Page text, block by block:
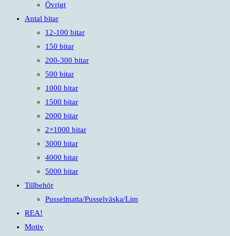
Övrigt
Antal bitar
12-100 bitar
150 bitar
200-300 bitar
500 bitar
1000 bitar
1500 bitar
2000 bitar
2×1000 bitar
3000 bitar
4000 bitar
5000 bitar
Tillbehör
Pusselmatta/Pusselväska/Lim
REA!
Motiv